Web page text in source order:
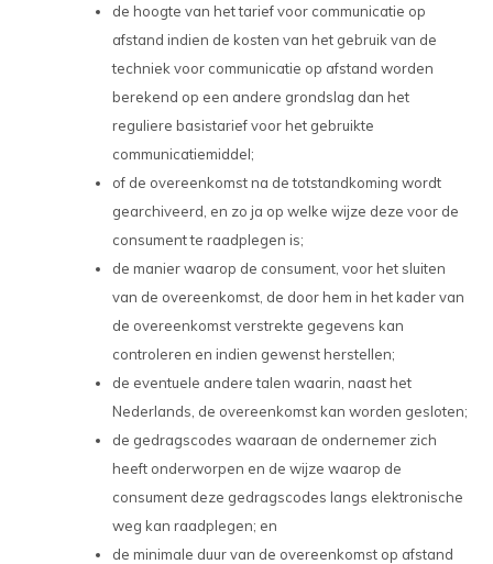
de hoogte van het tarief voor communicatie op
afstand indien de kosten van het gebruik van de
techniek voor communicatie op afstand worden
berekend op een andere grondslag dan het
reguliere basistarief voor het gebruikte
communicatiemiddel;
of de overeenkomst na de totstandkoming wordt
gearchiveerd, en zo ja op welke wijze deze voor de
consument te raadplegen is;
de manier waarop de consument, voor het sluiten
van de overeenkomst, de door hem in het kader van
de overeenkomst verstrekte gegevens kan
controleren en indien gewenst herstellen;
de eventuele andere talen waarin, naast het
Nederlands, de overeenkomst kan worden gesloten;
de gedragscodes waaraan de ondernemer zich
heeft onderworpen en de wijze waarop de
consument deze gedragscodes langs elektronische
weg kan raadplegen; en
de minimale duur van de overeenkomst op afstand